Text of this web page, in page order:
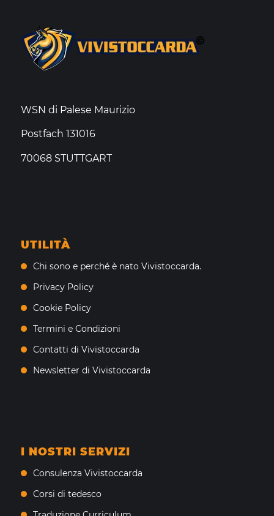
WSN di Palese Maurizio
Postfach 131016
70068 STUTTGART
UTILITÀ
Chi sono e perché è nato Vivistoccarda.
Privacy Policy
Cookie Policy
Termini e Condizioni
Contatti di Vivistoccarda
Newsletter di Vivistoccarda
I NOSTRI SERVIZI
Consulenza Vivistoccarda
Corsi di tedesco